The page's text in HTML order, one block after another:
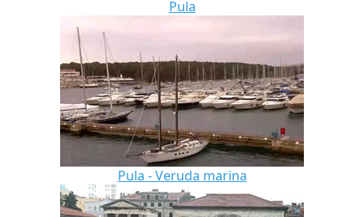
Pula
Pula - Veruda marina